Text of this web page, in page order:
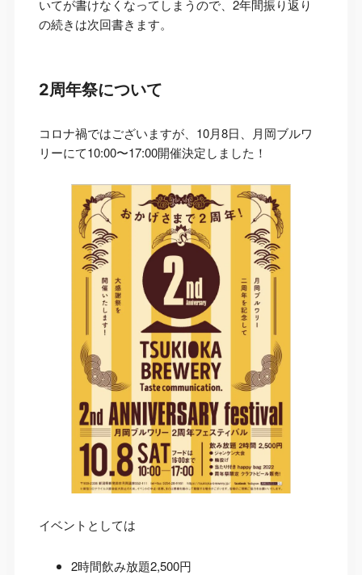
いてが書けなくなってしまうので、2年間振り返り
の続きは次回書きます。
2周年祭について
コロナ禍ではございますが、10月8日、月岡ブルワ
リーにて10:00〜17:00開催決定しました！
イベントとしては
2時間飲み放題2,500円